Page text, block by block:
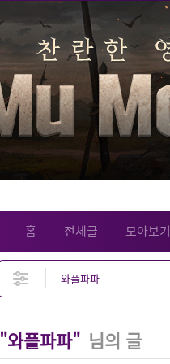
홈 전체글 모아보기
"와플파파" 님의 글